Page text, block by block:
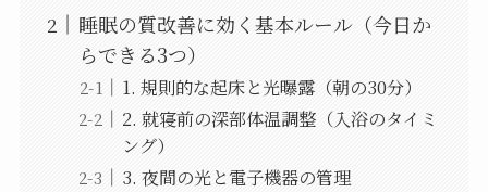
睡眠の質改善に効く基本ルール（今日か
らできる3つ）
1. 規則的な起床と光曝露（朝の30分）
2. 就寝前の深部体温調整（入浴のタイミ
ング）
3. 夜間の光と電子機器の管理